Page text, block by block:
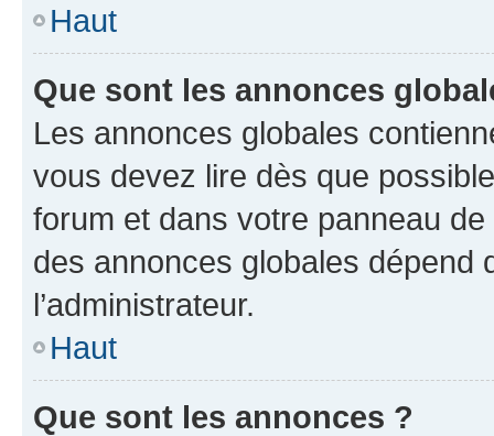
Haut
Que sont les annonces
Les annonces globales
vous devez lire dès que
forum et dans votre panneau
des annonces globales dépend
l’administrateur.
Haut
Que sont les annonces ?